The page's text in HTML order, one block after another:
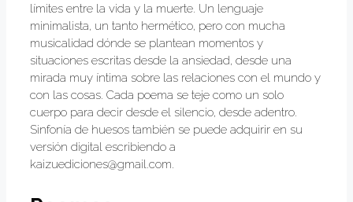
límites entre la vida y la muerte. Un lenguaje
minimalista, un tanto hermético, pero con mucha
musicalidad dónde se plantean momentos y
situaciones escritas desde la ansiedad, desde una
mirada muy íntima sobre las relaciones con el mundo y
con las cosas. Cada poema se teje como un solo
cuerpo para decir desde el silencio, desde adentro.
Sinfonía de huesos también se puede adquirir en su
versión digital escribiendo a
kaizuediciones@gmail.com.